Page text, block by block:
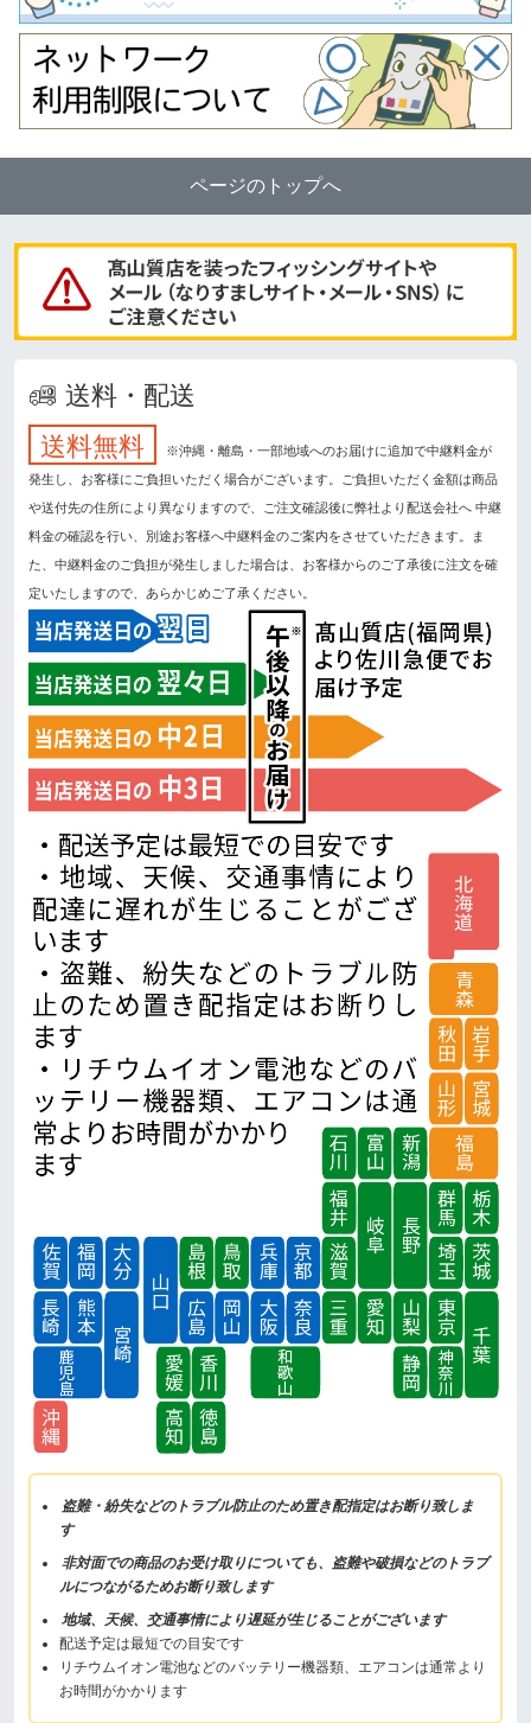
ページのトップへ
送料・配送
送料無料
※沖縄・離島・一部地域へのお届けに追加で中継料金が
発生し、お客様にご負担いただく場合がございます。ご負担いただく金額は商品
や送付先の住所により異なりますので、ご注文確認後に弊社より配送会社へ 中継
料金の確認を行い、別途お客様へ中継料金のご案内をさせていただきます。ま
た、中継料金のご負担が発生しました場合は、お客様からのご了承後に注文を確
定いたしますので、あらかじめご了承ください。
盗難・紛失などのトラブル防止のため置き配指定はお断り致しま
す
非対面での商品のお受け取りについても、盗難や破損などのトラブ
ルにつながるためお断り致します
地域、天候、交通事情により遅延が生じることがございます
配送予定は最短での目安です
リチウムイオン電池などのバッテリー機器類、エアコンは通常より
お時間がかかります